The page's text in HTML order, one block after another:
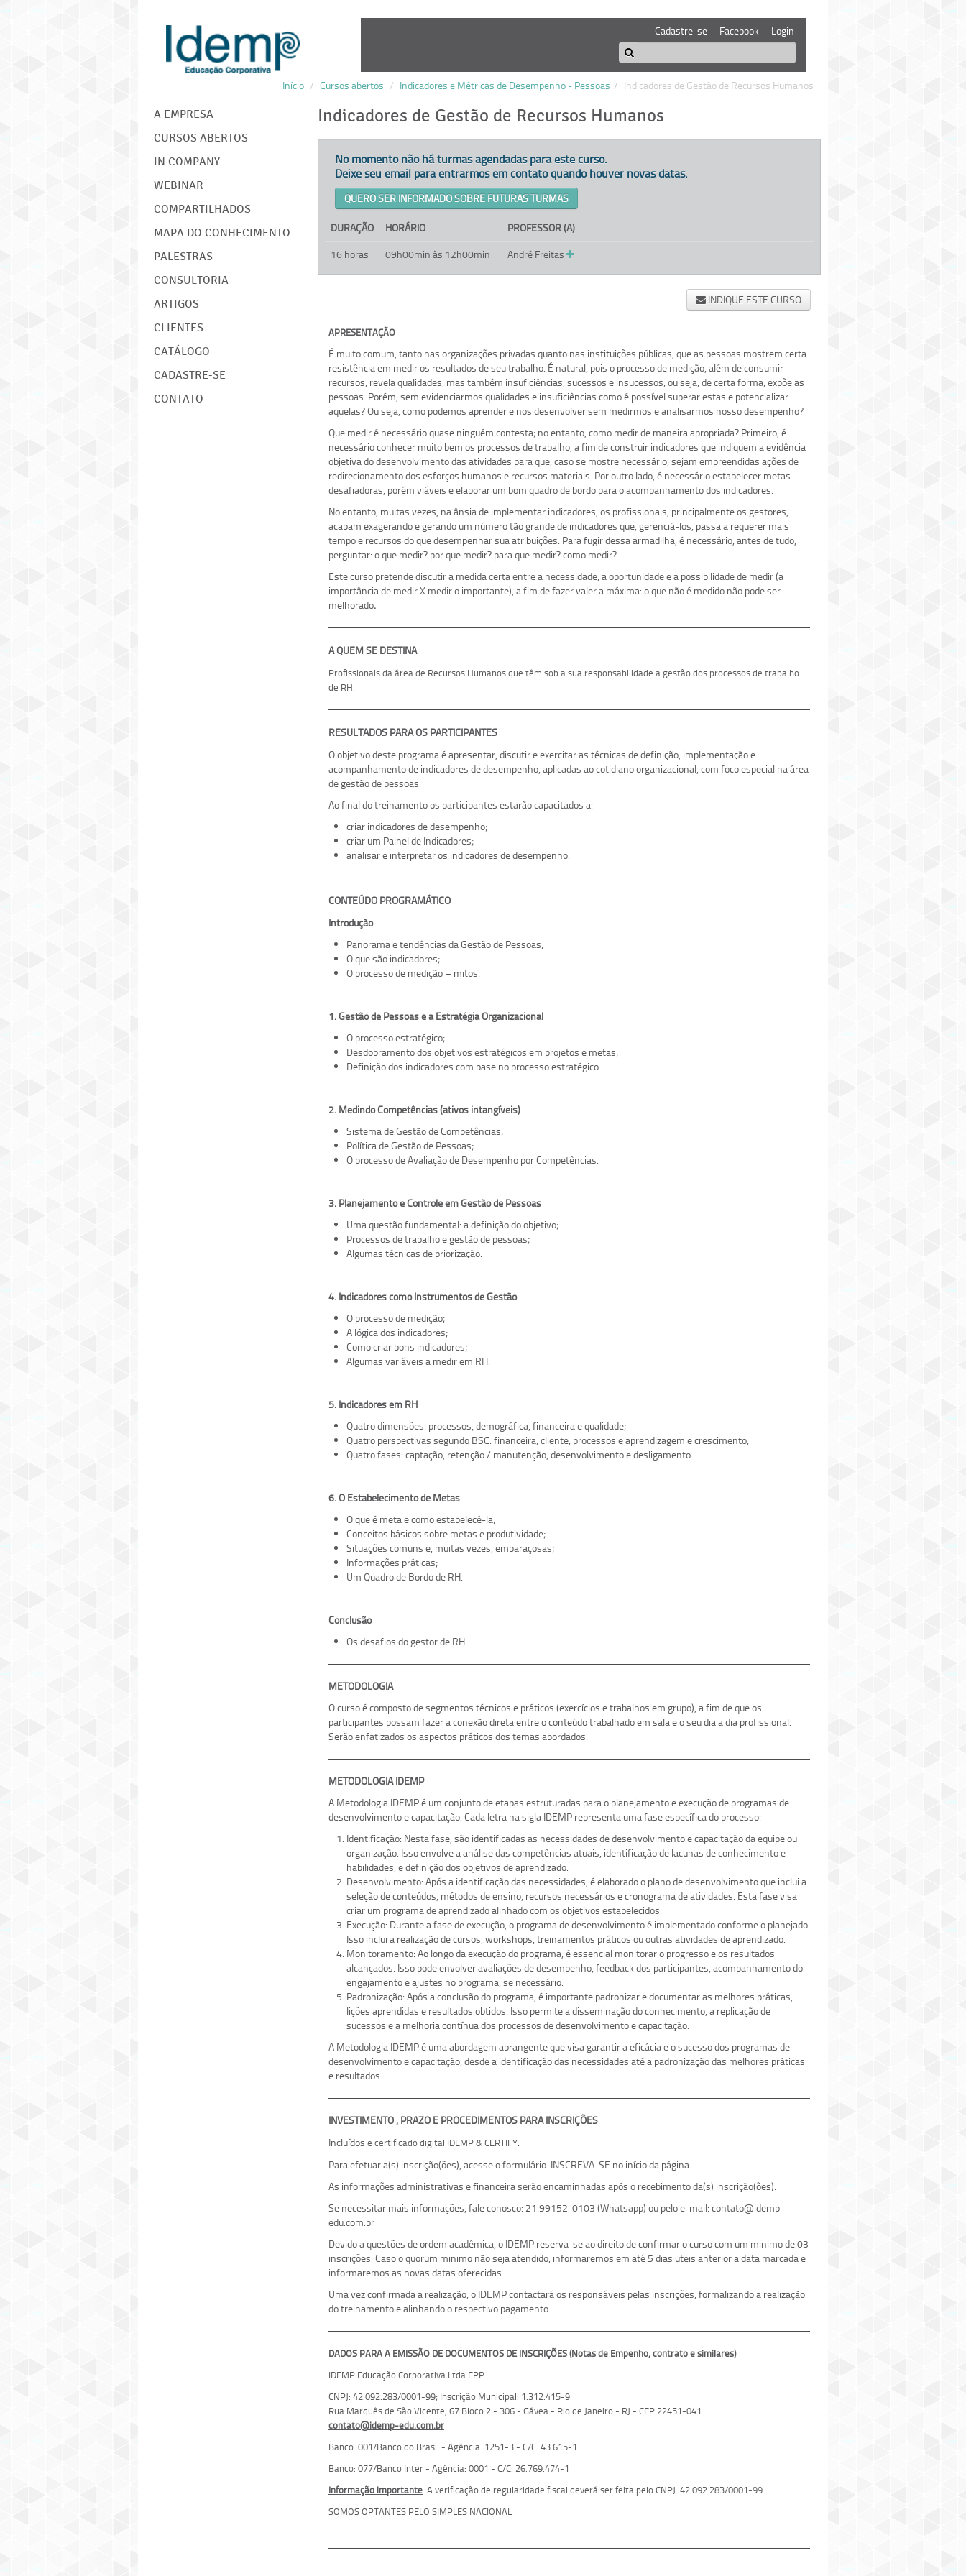
IDEMP
Login
Facebook
Cadastre-se
Início / Cursos abertos / Indicadores e Métricas de Desempenho - Pessoas / Indicadores de Gestão de Recursos Humanos
A EMPRESA
CURSOS ABERTOS
IN COMPANY
WEBINAR
COMPARTILHADOS
MAPA DO CONHECIMENTO
PALESTRAS
CONSULTORIA
ARTIGOS
CLIENTES
CATÁLOGO
CADASTRE-SE
CONTATO
Indicadores de Gestão de Recursos Humanos
No momento não há turmas agendadas para este curso.
Deixe seu email para entrarmos em contato quando houver novas datas.
QUERO SER INFORMADO SOBRE FUTURAS TURMAS
DURAÇÃO HORÁRIO
PROFESSOR (A)
16 horas
09h00min às 12h00min André Freitas
INDIQUE ESTE CURSO
APRESENTAÇÃO
É muito comum, tanto nas organizações privadas quanto nas instituições públicas, que as pessoas mostrem certa
resistência em medir os resultados de seu trabalho. É natural, pois o processo de medição, além de consumir
recursos, revela qualidades, mas também insuficiências, sucessos e insucessos, ou seja, de certa forma, expõe as
pessoas. Porém, sem evidenciarmos qualidades e insuficiências como é possível superar estas e potencializar
aquelas? Ou seja, como podemos aprender e nos desenvolver sem medirmos e analisarmos nosso desempenho?
Que medir é necessário quase ninguém contesta; no entanto, como medir de maneira apropriada? Primeiro, é
necessário conhecer muito bem os processos de trabalho, a fim de construir indicadores que indiquem a evidência
objetiva do desenvolvimento das atividades para que, caso se mostre necessário, sejam empreendidas ações de
redirecionamento dos esforços humanos e recursos materiais. Por outro lado, é necessário estabelecer metas
desafiadoras, porém viáveis e elaborar um bom quadro de bordo para o acompanhamento dos indicadores.
No entanto, muitas vezes, na ânsia de implementar indicadores, os profissionais, principalmente os gestores,
acabam exagerando e gerando um número tão grande de indicadores que, gerenciá-los, passa a requerer mais
tempo e recursos do que desempenhar sua atribuições. Para fugir dessa armadilha, é necessário, antes de tudo,
perguntar: o que medir? por que medir? para que medir? como medir?
Este curso pretende discutir a medida certa entre a necessidade, a oportunidade e a possibilidade de medir (a
importância de medir X medir o importante), a fim de fazer valer a máxima: o que não é medido não pode ser
melhorado.
A QUEM SE DESTINA
Profissionais da área de Recursos Humanos que têm sob a sua responsabilidade a gestão dos processos de trabalho
de RH.
RESULTADOS PARA OS PARTICIPANTES
O objetivo deste programa é apresentar, discutir e exercitar as técnicas de definição, implementação e
acompanhamento de indicadores de desempenho, aplicadas ao cotidiano organizacional, com foco especial na área
de gestão de pessoas.
Ao final do treinamento os participantes estarão capacitados a:
criar indicadores de desempenho;
criar um Painel de Indicadores;
analisar e interpretar os indicadores de desempenho.
CONTEÚDO PROGRAMÁTICO
Introdução
Panorama e tendências da Gestão de Pessoas;
O que são indicadores;
O processo de medição – mitos.
1. Gestão de Pessoas e a Estratégia Organizacional
O processo estratégico;
Desdobramento dos objetivos estratégicos em projetos e metas;
Definição dos indicadores com base no processo estratégico.
2. Medindo Competências (ativos intangíveis)
Sistema de Gestão de Competências;
Política de Gestão de Pessoas;
O processo de Avaliação de Desempenho por Competências.
3. Planejamento e Controle em Gestão de Pessoas
Uma questão fundamental: a definição do objetivo;
Processos de trabalho e gestão de pessoas;
Algumas técnicas de priorização.
4. Indicadores como Instrumentos de Gestão
O processo de medição;
A lógica dos indicadores;
Como criar bons indicadores;
Algumas variáveis a medir em RH.
5. Indicadores em RH
Quatro dimensões: processos, demográfica, financeira e qualidade;
Quatro perspectivas segundo BSC: financeira, cliente, processos e aprendizagem e crescimento;
Quatro fases: captação, retenção / manutenção, desenvolvimento e desligamento.
6. O Estabelecimento de Metas
O que é meta e como estabelecê-la;
Conceitos básicos sobre metas e produtividade;
Situações comuns e, muitas vezes, embaraçosas;
Informações práticas;
Um Quadro de Bordo de RH.
Conclusão
Os desafios do gestor de RH.
METODOLOGIA
O curso é composto de segmentos técnicos e práticos (exercícios e trabalhos em grupo), a fim de que os
participantes possam fazer a conexão direta entre o conteúdo trabalhado em sala e o seu dia a dia profissional.
Serão enfatizados os aspectos práticos dos temas abordados.
METODOLOGIA IDEMP
A Metodologia IDEMP é um conjunto de etapas estruturadas para o planejamento e execução de programas de
desenvolvimento e capacitação. Cada letra na sigla IDEMP representa uma fase específica do processo:
Identificação: Nesta fase, são identificadas as necessidades de desenvolvimento e capacitação da equipe ou
organização. Isso envolve a análise das competências atuais, identificação de lacunas de conhecimento e
habilidades, e definição dos objetivos de aprendizado.
Desenvolvimento: Após a identificação das necessidades, é elaborado o plano de desenvolvimento que inclui a
seleção de conteúdos, métodos de ensino, recursos necessários e cronograma de atividades. Esta fase visa
criar um programa de aprendizado alinhado com os objetivos estabelecidos.
Execução: Durante a fase de execução, o programa de desenvolvimento é implementado conforme o planejado.
Isso inclui a realização de cursos, workshops, treinamentos práticos ou outras atividades de aprendizado.
Monitoramento: Ao longo da execução do programa, é essencial monitorar o progresso e os resultados
alcançados. Isso pode envolver avaliações de desempenho, feedback dos participantes, acompanhamento do
engajamento e ajustes no programa, se necessário.
Padronização: Após a conclusão do programa, é importante padronizar e documentar as melhores práticas,
lições aprendidas e resultados obtidos. Isso permite a disseminação do conhecimento, a replicação de
sucessos e a melhoria contínua dos processos de desenvolvimento e capacitação.
A Metodologia IDEMP é uma abordagem abrangente que visa garantir a eficácia e o sucesso dos programas de
desenvolvimento e capacitação, desde a identificação das necessidades até a padronização das melhores práticas
e resultados.
INVESTIMENTO , PRAZO E PROCEDIMENTOS PARA INSCRIÇÕES
Incluídos e certificado digital IDEMP & CERTIFY.
Para efetuar a(s) inscrição(ões), acesse o formulário INSCREVA-SE no início da página.
As informações administrativas e financeira serão encaminhadas após o recebimento da(s) inscrição(ões).
Se necessitar mais informações, fale conosco: 21.99152-0103 (Whatsapp) ou pelo e-mail: contato@idemp-
edu.com.br
Devido a questões de ordem acadêmica, o IDEMP reserva-se ao direito de confirmar o curso com um minimo de 03
inscrições. Caso o quorum minimo não seja atendido, informaremos em até 5 dias uteis anterior a data marcada e
informaremos as novas datas oferecidas.
Uma vez confirmada a realização, o IDEMP contactará os responsáveis pelas inscrições, formalizando a realização
do treinamento e alinhando o respectivo pagamento.
DADOS PARA A EMISSÃO DE DOCUMENTOS DE INSCRIÇÕES (Notas de Empenho, contrato e similares)
IDEMP Educação Corporativa Ltda EPP
CNPJ: 42.092.283/0001-99; Inscrição Municipal: 1.312.415-9
Rua Marquês de São Vicente, 67 Bloco 2 - 306 - Gávea - Rio de Janeiro - RJ - CEP 22451-041
contato@idemp-edu.com.br
Banco: 001/Banco do Brasil - Agência: 1251-3 - C/C: 43.615-1
Banco: 077/Banco Inter - Agência: 0001 - C/C: 26.769.474-1
Informação importante: A verificação de regularidade fiscal deverá ser feita pelo CNPJ: 42.092.283/0001-99.
SOMOS OPTANTES PELO SIMPLES NACIONAL